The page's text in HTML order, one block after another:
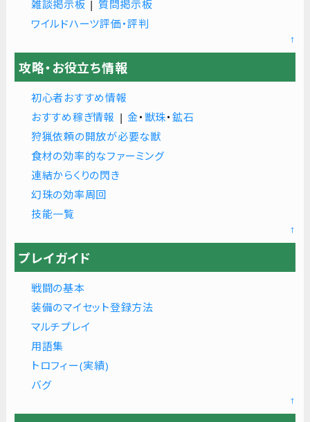
雑談掲示板 | 質問掲示板
ワイルドハーツ評価・評判
↑
攻略・お役立ち情報
初心者おすすめ情報
おすすめ稼ぎ情報 |金・ 獣珠・ 鉱石
狩猟依頼の開放が必要な獣
食材の効率的なファーミング
連結からくりの閃き
幻珠の効率周回
技能一覧
↑
プレイガイド
戦闘の基本
装備のマイセット登録方法
マルチプレイ
用語集
トロフィー(実績)
バグ
↑